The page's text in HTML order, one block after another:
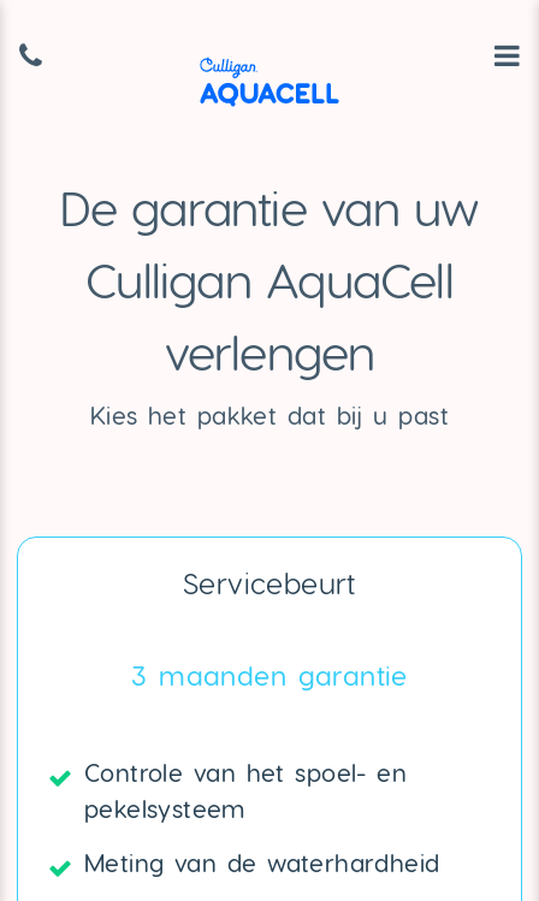
De garantie van uw
Culligan AquaCell
verlengen
Kies het pakket dat bij u past
Servicebeurt
3 maanden garantie
Controle van het spoel- en
pekelsysteem
Meting van de waterhardheid